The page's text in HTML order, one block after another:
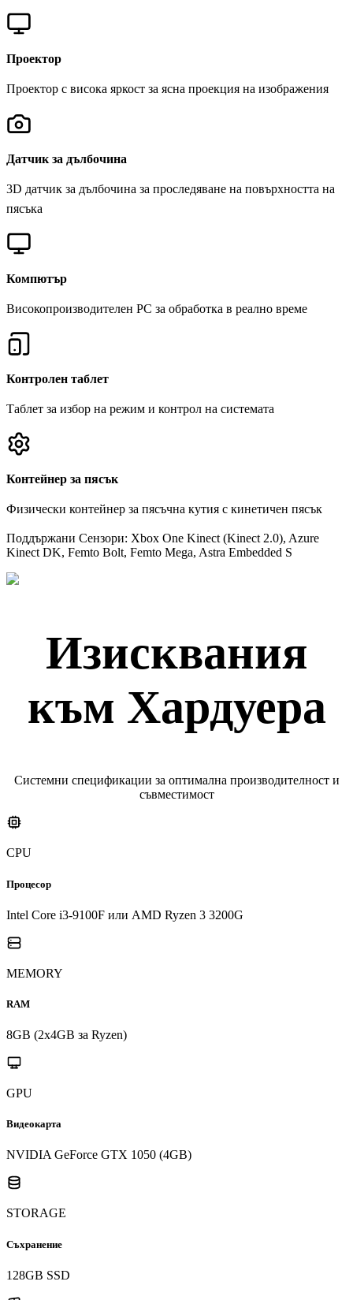
Проектор
Проектор с висока яркост за ясна проекция на изображения
Датчик за дълбочина
3D датчик за дълбочина за проследяване на повърхността на
пясъка
Компютър
Високопроизводителен PC за обработка в реално време
Контролен таблет
Таблет за избор на режим и контрол на системата
Контейнер за пясък
Физически контейнер за пясъчна кутия с кинетичен пясък
Поддържани Сензори: Xbox One Kinect (Kinect 2.0), Azure
Kinect DK, Femto Bolt, Femto Mega, Astra Embedded S
Изисквания
към Хардуера
Системни спецификации за оптимална производителност и
съвместимост
CPU
Процесор
Intel Core i3-9100F или AMD Ryzen 3 3200G
MEMORY
RAM
8GB (2x4GB за Ryzen)
GPU
Видеокарта
NVIDIA GeForce GTX 1050 (4GB)
STORAGE
Съхранение
128GB SSD